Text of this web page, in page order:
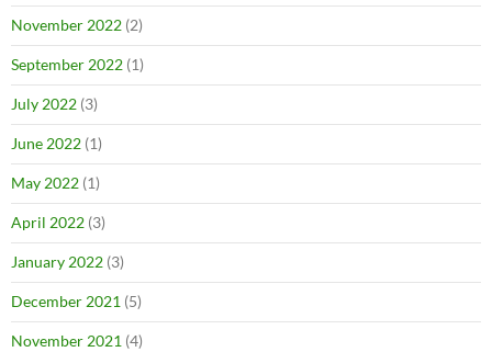
November 2022 (2)
September 2022 (1)
July 2022 (3)
June 2022 (1)
May 2022 (1)
April 2022 (3)
January 2022 (3)
December 2021 (5)
November 2021 (4)